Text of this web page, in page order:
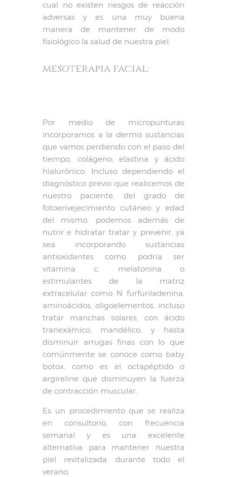
cual no existen riesgos de reacción
adversas y es una muy buena
manera de mantener de modo
fisiológico la salud de nuestra piel.
mesoterapia facial:
Por medio de micropunturas
incorporamos a la dermis sustancias
que vamos perdiendo con el paso del
tiempo, colágeno, elastina y ácido
hialurónico. Incluso dependiendo el
diagnóstico previo que realicemos de
nuestro paciente, del grado de
fotoenvejecimiento cutáneo y edad
del mismo, podemos además de
nutrir e hidratar tratar y prevenir, ya
sea incorporando sustancias
antioxidantes como podría ser
vitamina c, melatonina o
estimulantes de la matriz
extracelular como N furfuriladenina,
aminoácidos, oligoelementos, incluso
tratar manchas solares, con ácido
tranexámico, mandélico, y hasta
disminuir arrugas finas con lo que
comúnmente se conoce como baby
botox, como es el octapéptido o
argireline que disminuyen la fuerza
de contracción muscular.
Es un procedimiento que se realiza
en consultorio, con frecuencia
semanal y es una excelente
alternativa para mantener nuestra
piel revitalizada durante todo el
verano.